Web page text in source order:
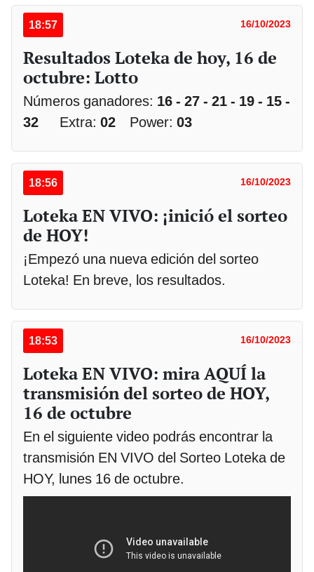
18:57 16/10/2023
Resultados Loteka de hoy, 16 de
octubre: Lotto
Números ganadores: 16 - 27 - 21 - 19 - 15 -
32
Extra: 02 Power: 03
18:56 16/10/2023
Loteka EN VIVO: ¡inició el sorteo
de HOY!
¡Empezó una nueva edición del sorteo
Loteka! En breve, los resultados.
18:53 16/10/2023
Loteka EN VIVO: mira AQUÍ la
transmisión del sorteo de HOY,
16 de octubre
En el siguiente video podrás encontrar la
transmisión EN VIVO del Sorteo Loteka de
HOY, lunes 16 de octubre.